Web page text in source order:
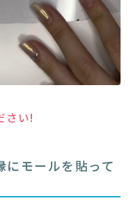
さい!
モールを貼って